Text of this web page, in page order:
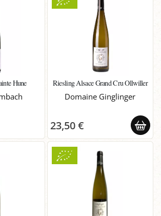
Hune Riesling Alsace Grand Cru Ollwiller
Domaine Ginglinger
23,50 €